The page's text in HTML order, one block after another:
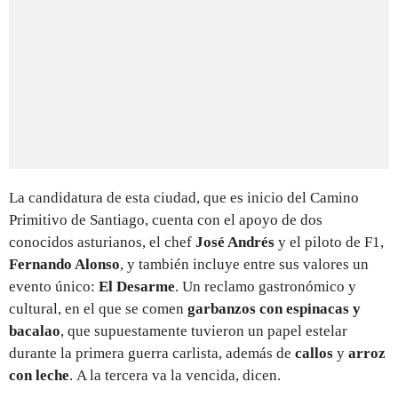
La candidatura de esta ciudad, que es inicio del Camino
Primitivo de Santiago, cuenta con el apoyo de dos
conocidos asturianos, el chef José Andrés y el piloto de F1,
Fernando Alonso, y también incluye entre sus valores un
evento único: El Desarme. Un reclamo gastronómico y
cultural, en el que se comen garbanzos con espinacas y
bacalao, que supuestamente tuvieron un papel estelar
durante la primera guerra carlista, además de callos y arroz
con leche. A la tercera va la vencida, dicen.